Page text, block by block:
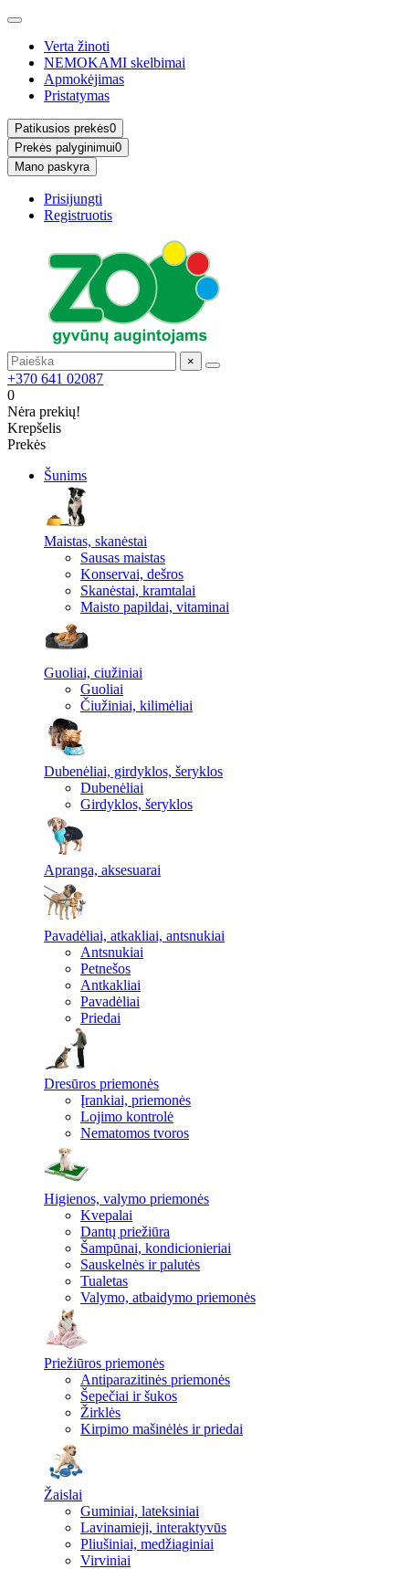
Verta žinoti
NEMOKAMI skelbimai
Apmokėjimas
Pristatymas
Patikusios prekės0
Prekės palyginimui0
Mano paskyra
Prisijungti
Registruotis
×
+370 641 02087
0
Nėra prekių!
Krepšelis
Prekės
Šunims
Maistas, skanėstai
Sausas maistas
Konservai, dešros
Skanėstai, kramtalai
Maisto papildai, vitaminai
Guoliai, ciužiniai
Guoliai
Čiužiniai, kilimėliai
Dubenėliai, girdyklos, šeryklos
Dubenėliai
Girdyklos, šeryklos
Apranga, aksesuarai
Pavadėliai, atkakliai, antsnukiai
Antsnukiai
Petnešos
Antkakliai
Pavadėliai
Priedai
Dresūros priemonės
Įrankiai, priemonės
Lojimo kontrolė
Nematomos tvoros
Higienos, valymo priemonės
Kvepalai
Dantų priežiūra
Šampūnai, kondicionieriai
Sauskelnės ir palutės
Tualetas
Valymo, atbaidymo priemonės
Priežiūros priemonės
Antiparazitinės priemonės
Šepečiai ir šukos
Žirklės
Kirpimo mašinėlės ir priedai
Žaislai
Guminiai, lateksiniai
Lavinamieji, interaktyvūs
Pliušiniai, medžiaginiai
Virviniai